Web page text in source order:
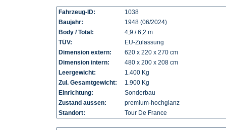
Fahrzeug-ID:
1038
Baujahr:
1948 (06/2024)
Body / Total:
4,9 / 6,2 m
TÜV:
EU-Zulassung
Dimension extern:
620 x 220 x 270 cm
Dimension intern:
480 x 200 x 208 cm
Leergewicht:
1.400 Kg
Zul. Gesamtgewicht:
1.900 Kg
Einrichtung:
Sonderbau
Zustand aussen:
premium-hochglanz
Standort:
Tour De France